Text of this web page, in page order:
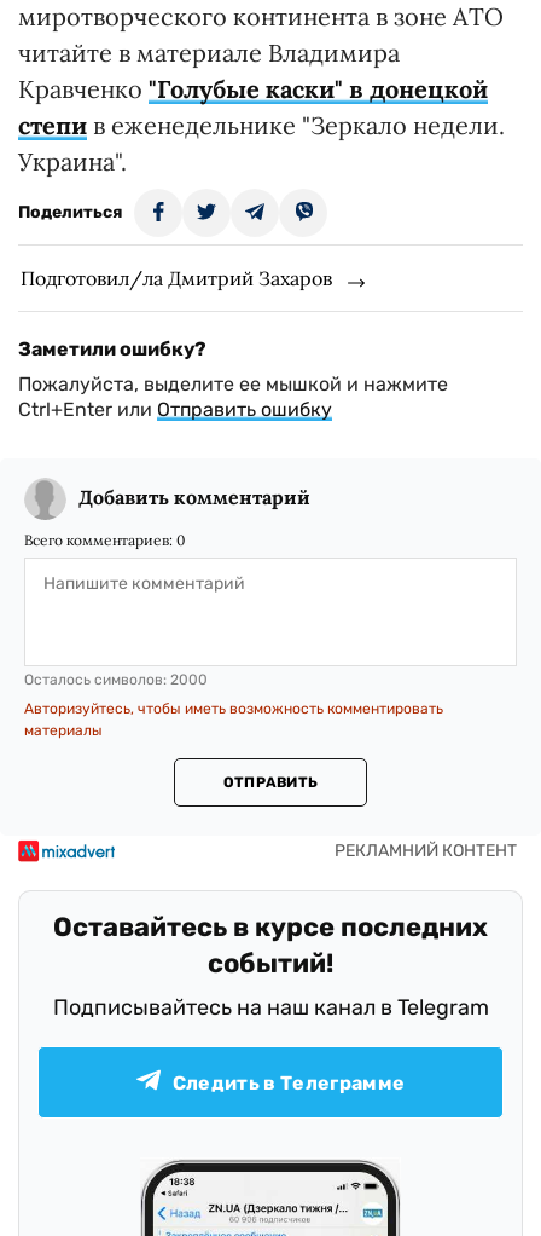
миротворческого континента в зоне АТО
читайте в материале Владимира
Кравченко "Голубые каски" в донецкой
степи в еженедельнике "Зеркало недели.
Украина".
Поделиться
Подготовил/ла Дмитрий Захаров
Заметили ошибку?
Пожалуйста, выделите ее мышкой и нажмите
Ctrl+Enter или Отправить ошибку
Добавить комментарий
Всего комментариев: 0
Осталось символов: 2000
Авторизуйтесь, чтобы иметь возможность комментировать
материалы
ОТПРАВИТЬ
Оставайтесь в курсе последних
событий!
Подписывайтесь на наш канал в Telegram
Следить в Телеграмме